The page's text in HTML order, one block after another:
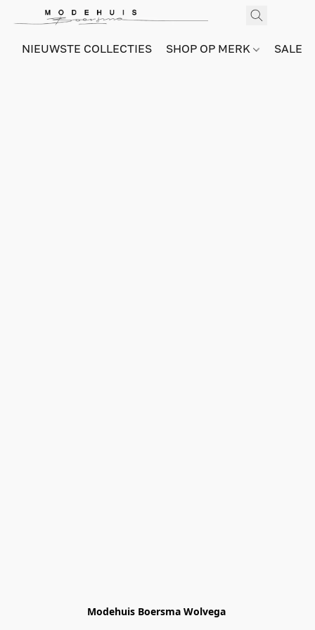
NIEUWSTE COLLECTIES SHOP OP MERK SALE
Modehuis Boersma Wolvega